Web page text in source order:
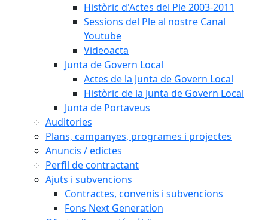
Històric d'Actes del Ple 2003-2011
Sessions del Ple al nostre Canal
Youtube
Videoacta
Junta de Govern Local
Actes de la Junta de Govern Local
Històric de la Junta de Govern Local
Junta de Portaveus
Auditories
Plans, campanyes, programes i projectes
Anuncis / edictes
Perfil de contractant
Ajuts i subvencions
Contractes, convenis i subvencions
Fons Next Generation